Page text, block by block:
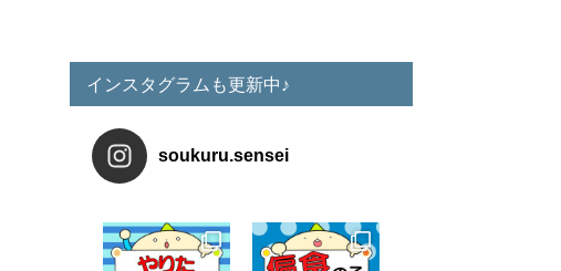
インスタグラムも更新中♪
soukuru.sensei